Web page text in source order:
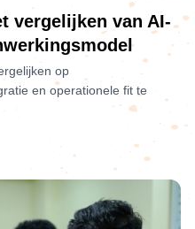
vergelijken van AI-
op
en operationele fit te